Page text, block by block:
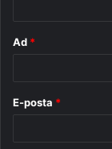
Ad *
E-posta *